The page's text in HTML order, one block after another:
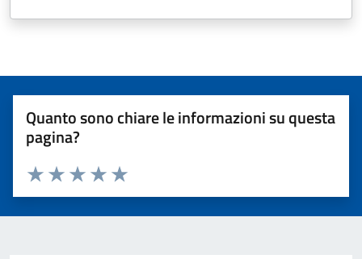
Quanto sono chiare le informazioni su questa
pagina?
Valuta 5 stelle su 5
Valuta 4 stelle su 5
Valuta 3 stelle su 5
Valuta 2 stelle su 5
Valuta 1 stelle su 5